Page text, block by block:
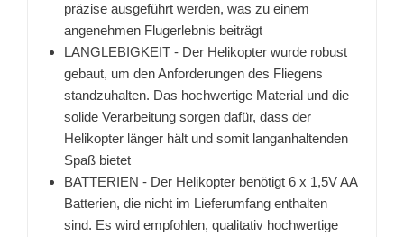
präzise ausgeführt werden, was zu einem
angenehmen Flugerlebnis beiträgt
LANGLEBIGKEIT - Der Helikopter wurde robust
gebaut, um den Anforderungen des Fliegens
standzuhalten. Das hochwertige Material und die
solide Verarbeitung sorgen dafür, dass der
Helikopter länger hält und somit langanhaltenden
Spaß bietet
BATTERIEN - Der Helikopter benötigt 6 x 1,5V AA
Batterien, die nicht im Lieferumfang enthalten
sind. Es wird empfohlen, qualitativ hochwertige